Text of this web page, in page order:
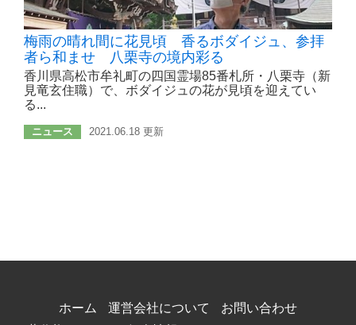
梅雨の晴れ間に花見頃 香るボダイジュ、参拝
者ら和ませ 八栗寺の境内彩る
香川県高松市牟礼町の四国霊場85番札所・八栗寺（新
見竜玄住職）で、ボダイジュの花が見頃を迎えてい
る...
ニュース 2021.06.18 更新
ホーム 運営会社について
お問い合わせ